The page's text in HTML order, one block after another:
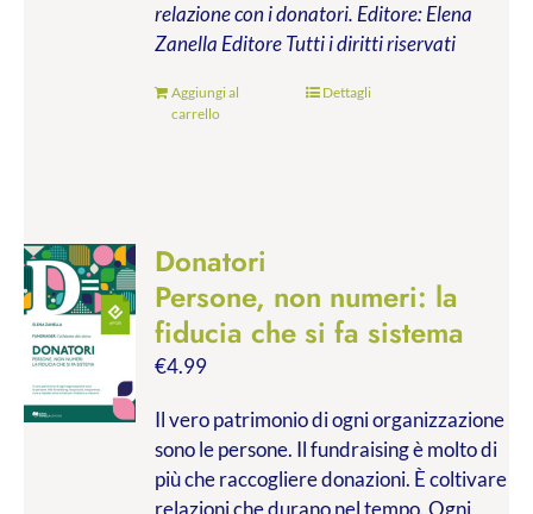
relazione con i donatori. Editore: Elena
Zanella EditoreTutti i diritti riservati
Aggiungi al
carrello
Dettagli
Donatori
Persone, non numeri: la
fiducia che si fa sistema
€4.99
Il vero patrimonio di ogni organizzazione
sono le persone. Il fundraising è molto di
più che raccogliere donazioni. È coltivare
relazioni che durano nel tempo. Ogni